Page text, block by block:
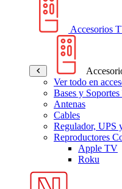
Accesorios
Ver todo en
Bases y
Antenas
Cables
Regulador, UPS
Reproductores
Apple TV
Roku